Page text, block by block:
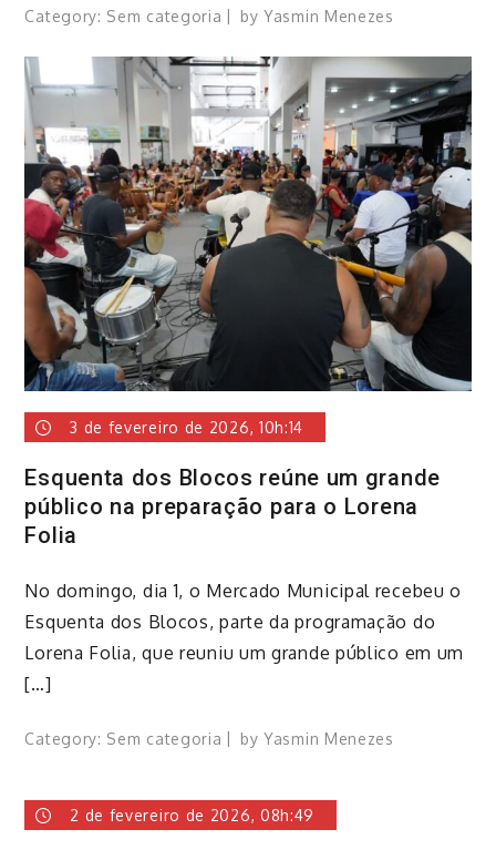
Category: Sem categoria byYasmin Menezes
3 de fevereiro de 2026, 10h:14
Esquenta dos Blocos reúne um grande
público na preparação para o Lorena
Folia
No domingo, dia 1, o Mercado Municipal recebeu o
Esquenta dos Blocos, parte da programação do
Lorena Folia, que reuniu um grande público em um
[…]
Category: Sem categoria byYasmin Menezes
2 de fevereiro de 2026, 08h:49